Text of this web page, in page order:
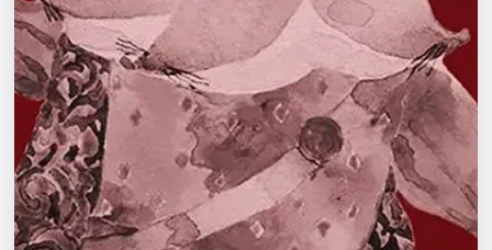
Площадки
Артисты
Рейтинги